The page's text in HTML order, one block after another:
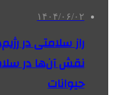
۱۴۰۴/۰۶/۰۲
راز سلامتی در
نقش آن‌ها در
حیوانات